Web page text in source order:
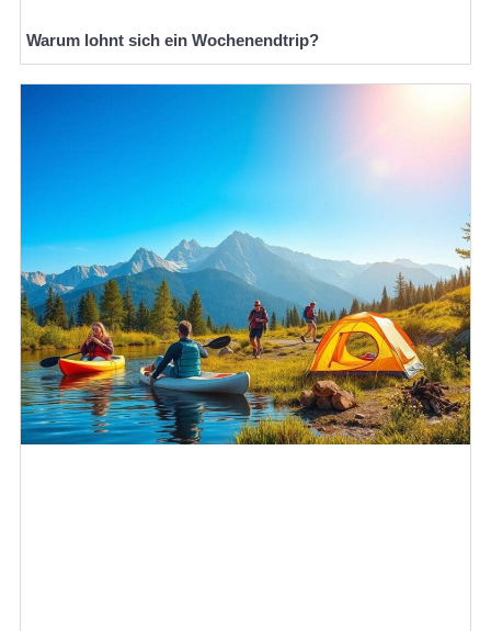
Warum lohnt sich ein Wochenendtrip?